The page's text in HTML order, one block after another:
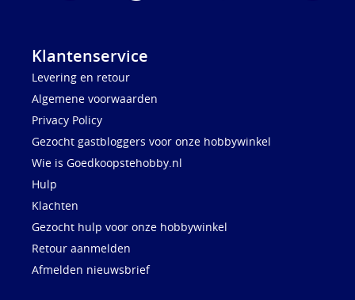
Klantenservice
Levering en retour
Algemene voorwaarden
Privacy Policy
Gezocht gastbloggers voor onze hobbywinkel
Wie is Goedkoopstehobby.nl
Hulp
Klachten
Gezocht hulp voor onze hobbywinkel
Retour aanmelden
Afmelden nieuwsbrief